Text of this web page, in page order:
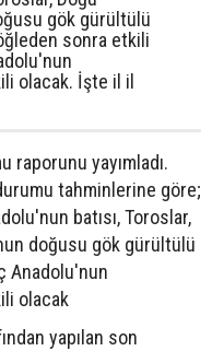
gök gürültülü
sonra etkili
olacak. İşte il il
raporunu yayımladı.
tahminlerine göre;
batısı, Toroslar,
doğusu gök gürültülü
Anadolu'nun
olacak
yapılan son